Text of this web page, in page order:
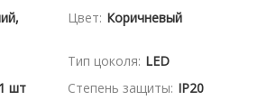
Цвет: Коричневый
Тип цоколя: LED
1 шт Степень защиты: IP20